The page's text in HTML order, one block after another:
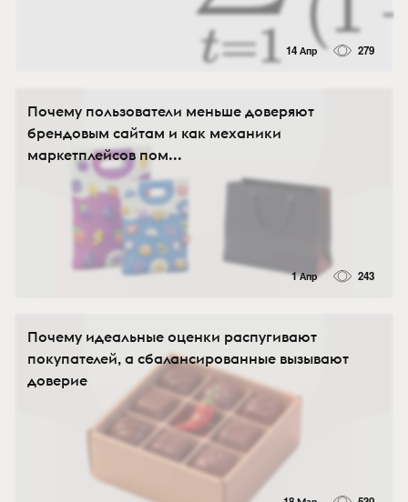
14 Апр 279
Почему пользователи меньше доверяют
брендовым сайтам и как механики
маркетплейсов пом...
1 Апр 243
Почему идеальные оценки распугивают
покупателей, а сбалансированные вызывают
доверие